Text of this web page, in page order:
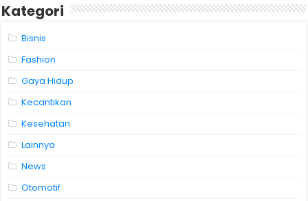
Kategori
Bisnis
Fashion
Gaya Hidup
Kecantikan
Kesehatan
Lainnya
News
Otomotif